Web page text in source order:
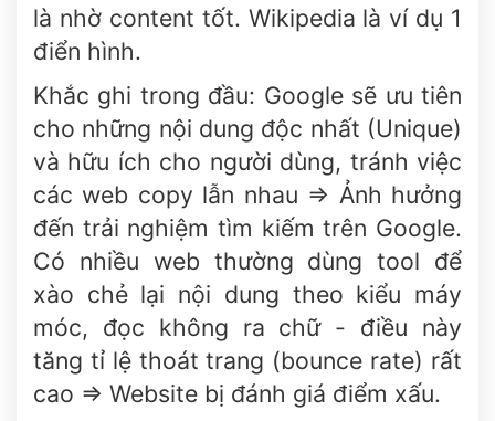
là nhờ content tốt. Wikipedia là ví dụ 1
điển hình.
Khắc ghi trong đầu: Google sẽ ưu tiên
cho những nội dung độc nhất (Unique)
và hữu ích cho người dùng, tránh việc
các web copy lẫn nhau => Ảnh hưởng
đến trải nghiệm tìm kiếm trên Google.
Có nhiều web thường dùng tool để
xào chẻ lại nội dung theo kiểu máy
móc, đọc không ra chữ - điều này
tăng tỉ lệ thoát trang (bounce rate) rất
cao => Website bị đánh giá điểm xấu.